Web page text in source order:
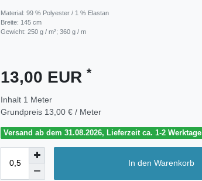
Material: 99 % Polyester / 1 % Elastan
Breite: 145 cm
Gewicht: 250 g / m²; 360 g / m
13,00 EUR *
Inhalt 1 Meter
Grundpreis 13,00 € / Meter
Versand ab dem 31.08.2026, Lieferzeit ca. 1-2 Werktage
In den Warenkorb